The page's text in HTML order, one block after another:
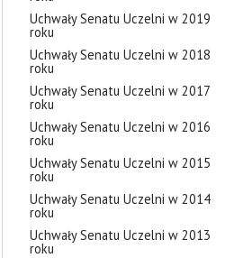
Uchwały Senatu Uczelni w 2019
roku
Uchwały Senatu Uczelni w 2018
roku
Uchwały Senatu Uczelni w 2017
roku
Uchwały Senatu Uczelni w 2016
roku
Uchwały Senatu Uczelni w 2015
roku
Uchwały Senatu Uczelni w 2014
roku
Uchwały Senatu Uczelni w 2013
roku